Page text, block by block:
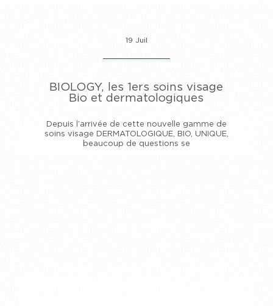
19 Juil
BIOLOGY, les 1ers soins visage
Bio et dermatologiques
Depuis l’arrivée de cette nouvelle gamme de
soins visage DERMATOLOGIQUE, BIO, UNIQUE,
beaucoup de questions se